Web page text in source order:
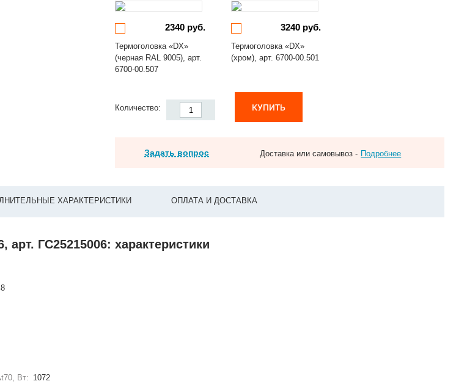
2340 руб.
Термоголовка «DX»
(черная RAL 9005), арт.
6700-00.507
3240 руб.
Термоголовка «DX»
(хром), арт. 6700-00.501
Количество: КУПИТЬ
Задать вопрос Доставка или самовывоз - Подробнее
ХАРАКТЕРИСТИКИ ОПЛАТА И ДОСТАВКА
арт. ГС25215006: характеристики
Вт:
1072